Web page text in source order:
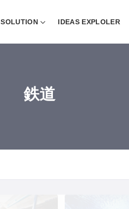
SOLUTION IDEAS EXPLOLER
鉄道